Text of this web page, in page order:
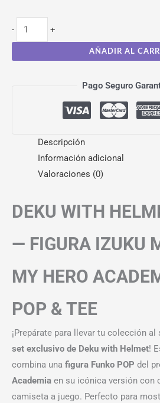
- +
AÑADIR AL
Pago Seguro
Descripción
Información adicional
Valoraciones (0)
DEKU WITH
— FIGURA IZUKU
MY HERO
POP & TEE
¡Prepárate para llevar tu colección
set exclusivo de Deku with Helmet!
combina una figura Funko POP del
Academia en su icónica versión con
camiseta a juego. Perfecto para